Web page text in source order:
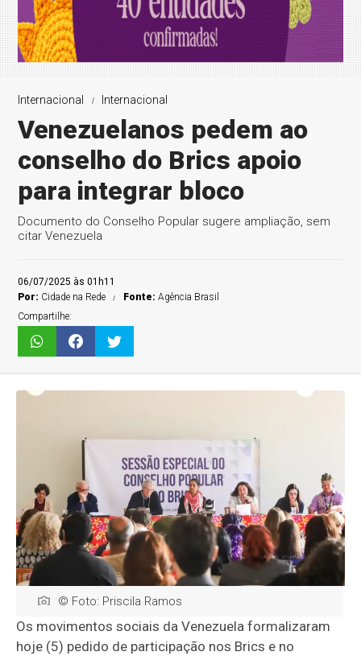
Internacional Internacional
Venezuelanos pedem ao
conselho do Brics apoio
para integrar bloco
Documento do Conselho Popular sugere ampliação, sem
citar Venezuela
06/07/2025 às 01h11
Por: Cidade na Rede Fonte:Agência Brasil
Compartilhe:
© Foto: Priscila Ramos
Os movimentos sociais da Venezuela formalizaram
hoje (5) pedido de participação nos Brics e no